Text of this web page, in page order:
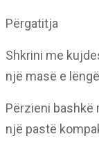
Përgatitja
Shkrini me
një masë e
Përzieni
një pastë